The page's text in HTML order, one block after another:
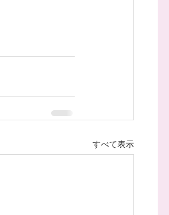
すべて表示